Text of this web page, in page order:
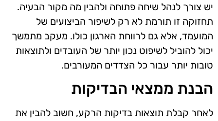
יש צורך לנהל שיחה פתוחה ולהבין מה מקור הבעיה.
תחזוקה זו תורמת לא רק לשיפור הביצועים של
המועמד, אלא גם לרווחת הארגון כולו. מעקב מתמשך
יכול להוביל לשיפוט נכון יותר של העובדים ולתוצאות
טובות יותר עבור כל הצדדים המעורבים.
הבנת ממצאי הבדיקות
לאחר קבלת תוצאות בדיקות הרקע, חשוב להבין את